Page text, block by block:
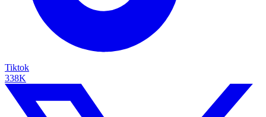
Tiktok
338K